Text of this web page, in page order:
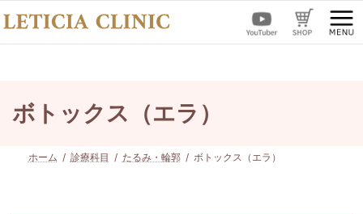
ボトックス（エラ）
ホーム 診療科目 たるみ・輪郭 ボトックス（エラ）